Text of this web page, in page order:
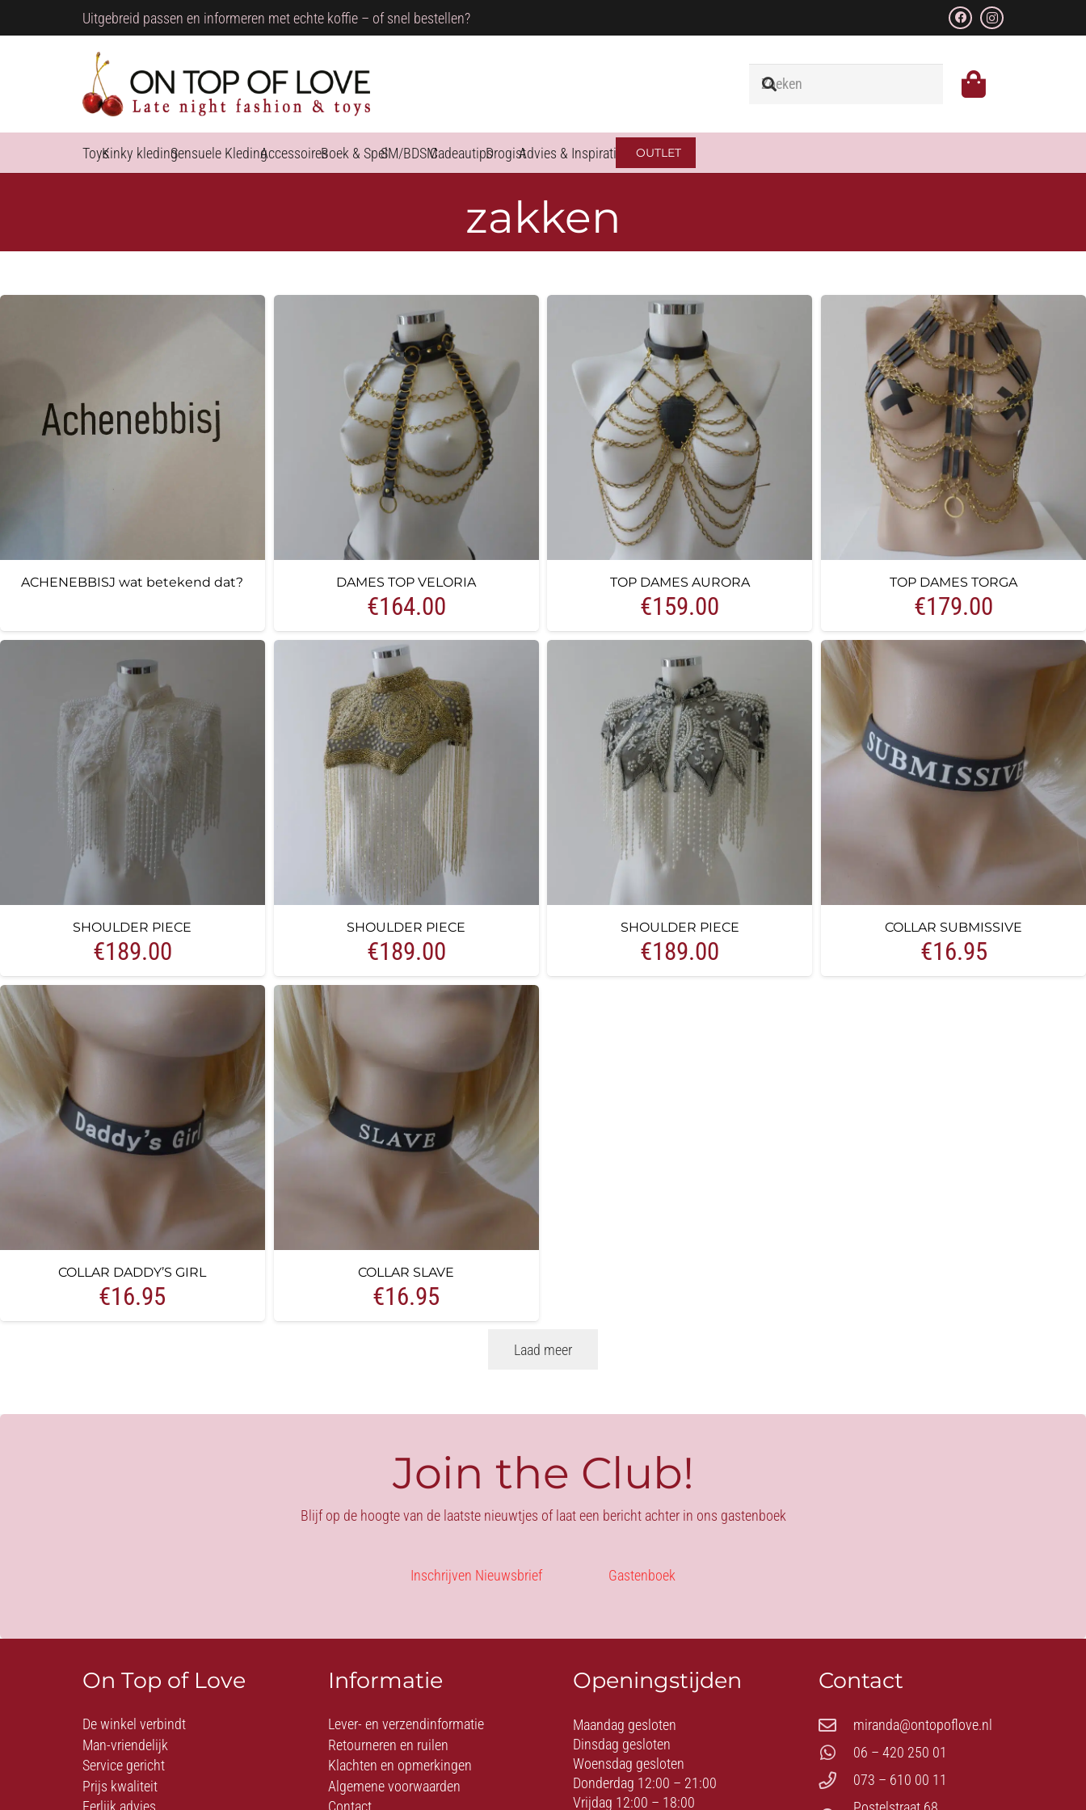
Uitgebreid passen en informeren met echte koffie – of snel bestellen?
ToysKinky kledingSensuele KledingAccessoiresBoek & SpelSM/BDSMCadeautipsDrogistAdvies & Inspiratie OUTLET
zakken
ACHENEBBISJ wat betekend dat? DAMES TOP VELORIA
€164.00
TOP DAMES AURORA
€159.00
TOP DAMES TORGA
€179.00
SHOULDER PIECE
€189.00
SHOULDER PIECE
€189.00
SHOULDER PIECE
€189.00
COLLAR SUBMISSIVE
€16.95
COLLAR DADDY’S GIRL
€16.95
COLLAR SLAVE
€16.95
Laad meer
Join the Club!
Blijf op de hoogte van de laatste nieuwtjes of laat een bericht achter in ons gastenboek
Inschrijven Nieuwsbrief Gastenboek
On Top of Love
De winkel verbindt
Man-vriendelijk
Service gericht
Prijs kwaliteit
Informatie
Lever- en verzendinformatie
Retourneren en ruilen
Klachten en opmerkingen
Algemene voorwaarden
Openingstijden
Maandag gesloten
Dinsdag gesloten
Woensdag gesloten
Donderdag 12:00 – 21:00
Vrijdag 12:00 – 18:00
Contact
miranda@ontopoflove.nl
06 – 420 250 01
073 – 610 00 11